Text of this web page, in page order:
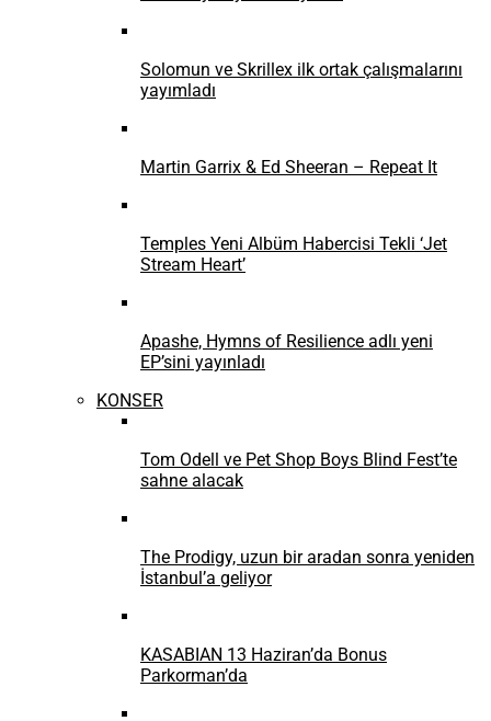
Solomun ve Skrillex ilk ortak çalışmalarını
yayımladı
Martin Garrix & Ed Sheeran – Repeat It
Temples Yeni Albüm Habercisi Tekli ‘Jet
Stream Heart’
Apashe, Hymns of Resilience adlı yeni
EP’sini yayınladı
KONSER
Tom Odell ve Pet Shop Boys Blind Fest’te
sahne alacak
The Prodigy, uzun bir aradan sonra yeniden
İstanbul’a geliyor
KASABIAN 13 Haziran’da Bonus
Parkorman’da